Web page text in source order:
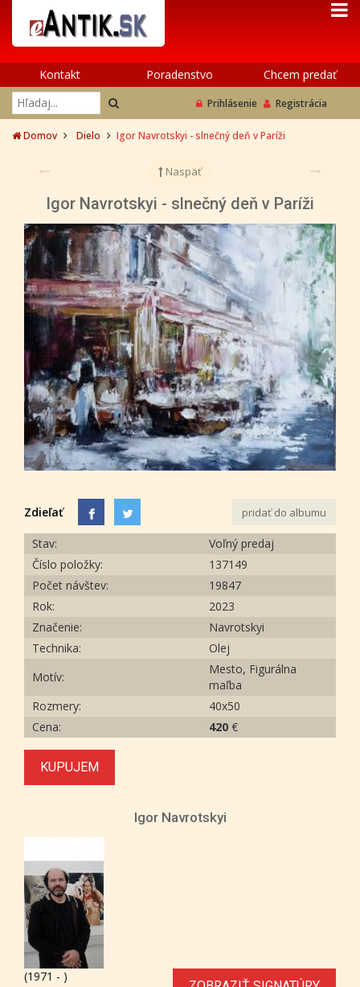
Kontakt Poradenstvo Chcem predať
Prihlásenie Registrácia
Domov Dielo Igor Navrotskyi - slnečný deň v Paríži
Naspäť
Igor Navrotskyi - slnečný deň v Paríži
Zdieľať pridať do albumu
Stav:
Voľný predaj
Číslo položky:
137149
Počet návštev:
19847
Rok:
2023
Značenie:
Navrotskyi
Technika:
Olej
Motív:
Mesto, Figurálna
maľba
Rozmery:
40х50
Cena:
420 €
KUPUJEM
Igor Navrotskyi
(1971 - )